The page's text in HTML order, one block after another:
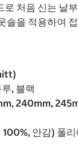
로 처음 신는 날
솔을 적용하여
, 블랙
240mm,
안감) 폴